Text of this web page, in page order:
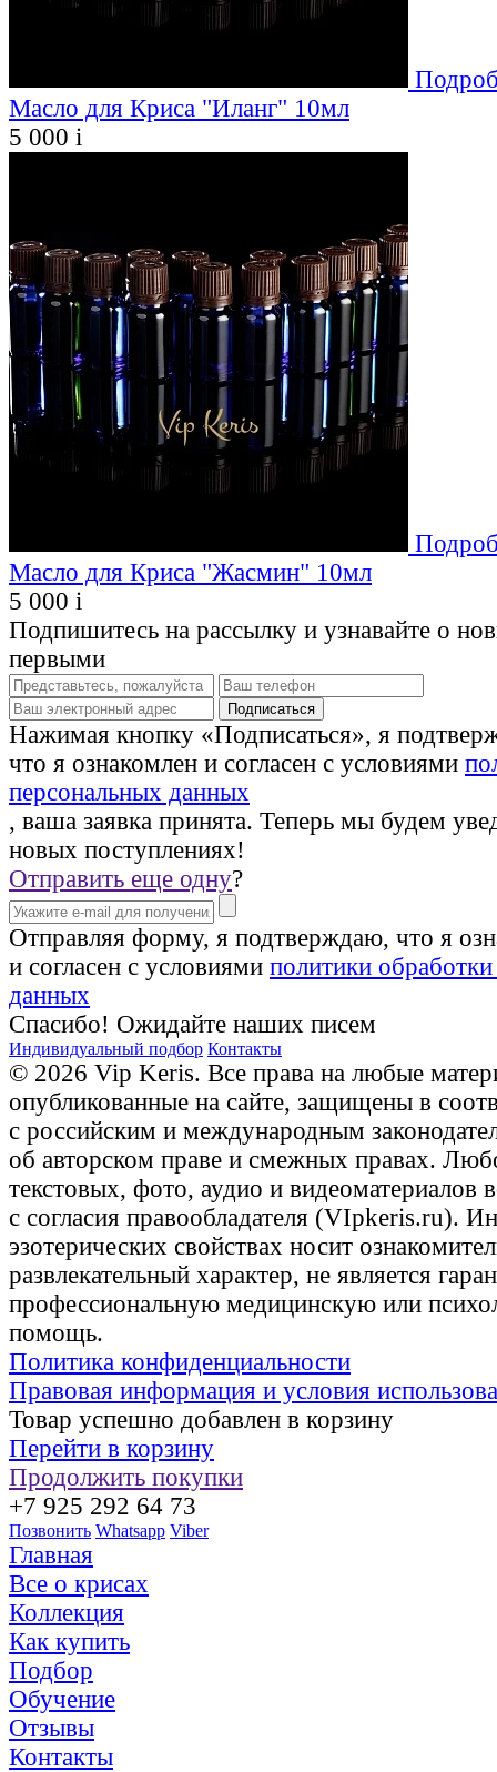
Масло для Криса "Иланг" 10мл
5 000 i
Масло для Криса "Жасмин" 10мл
5 000 i
Подпишитесь на рассылку и узнавайте о
первыми
Нажимая кнопку «Подписаться», я
что я ознакомлен и согласен с условиями
персональных данных
, ваша заявка принята. Теперь мы будем
новых поступлениях!
Отправить еще одну?
Отправляя форму, я подтверждаю, что я
и согласен с условиями политики
данных
Спасибо! Ожидайте наших писем
Индивидуальный подбор Контакты
© 2026 Vip Keris. Все права на любые
опубликованные на сайте, защищены в
с российским и международным
об авторском праве и смежных правах.
текстовых, фото, аудио и видеоматериалов
с согласия правообладателя (VIpkeris.ru).
эзотерических свойствах носит
развлекательный характер, не является
профессиональную медицинскую или
помощь.
Политика конфиденциальности
Правовая информация и условия
Товар успешно добавлен в корзину
Перейти в корзину
Продолжить покупки
+7 925 292 64 73
Позвонить Whatsapp Viber
Главная
Все о крисах
Коллекция
Как купить
Подбор
Обучение
Отзывы
Контакты